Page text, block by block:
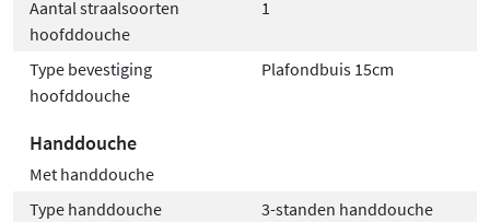
Aantal straalsoorten
hoofddouche
1
Type bevestiging
hoofddouche
Plafondbuis 15cm
Handdouche
Met handdouche
Type handdouche
3-standen handdouche